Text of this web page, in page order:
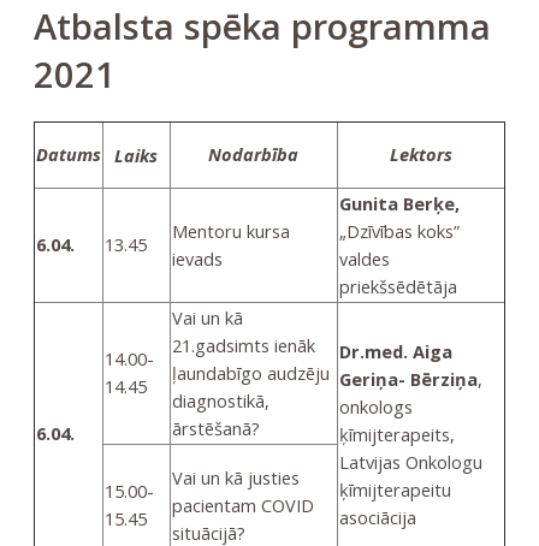
Atbalsta spēka programma
2021
Datums Laiks Nodarbība Lektors
6.04. 13.45
Mentoru kursa
ievads
Gunita Berķe,
„Dzīvības koks”
valdes
priekšsēdētāja
6.04.
14.00-
14.45
Vai un kā
21.gadsimts ienāk
ļaundabīgo audzēju
diagnostikā,
ārstēšanā?
Dr.med. Aiga
Geriņa- Bērziņa,
onkologs
ķīmijterapeits,
Latvijas Onkologu
ķīmijterapeitu
asociācija
15.00-
15.45
Vai un kā justies
pacientam COVID
situācijā?